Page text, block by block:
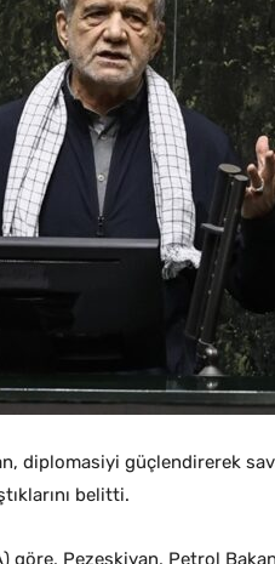
diplomasiyi güçlendirerek
belitti.
göre, Pezeşkiyan, Petrol